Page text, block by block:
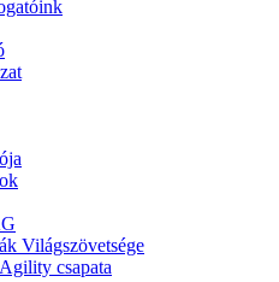
Világszövetsége
csapata